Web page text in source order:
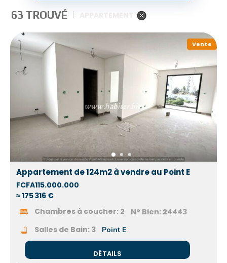
63 TROUVÉ
Vente
Appartement de 124m2 à vendre au Point E
FCFA115.000.000
≈ 175 316 €
Chambres à coucher: 2 N° Bien: 24443
Salles de Bain: 3 Point E
DÉTAILS